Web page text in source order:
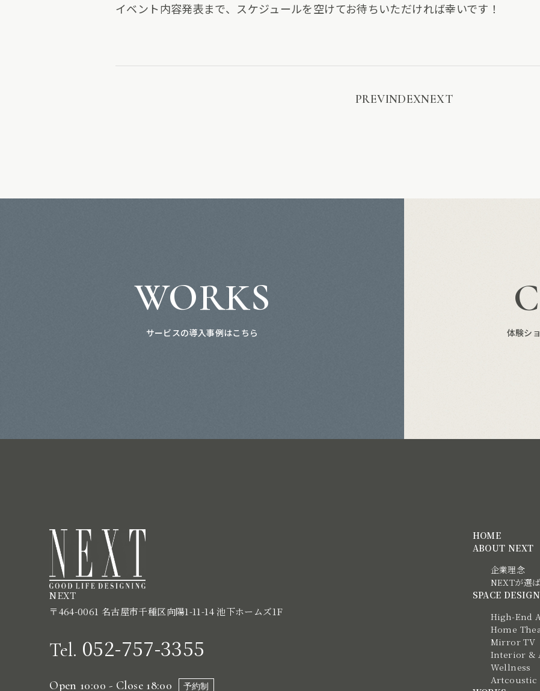
イベント内容発表まで、スケジュールを空けてお待ちいただければ幸いです！
PREVINDEXNEXT
WORKS
サービスの導入事例はこちら 体験シ
NEXT
〒464-0061 名古屋市千種区向陽1-11-14 池下ホームズ1F
Tel. 052-757-3355
Open 10:00 - Close 18:00 予約制
HOME
ABOUT NEXT
企業理念
NEXTが選
SPACE DESIGN
High-End
Home
Mirror TV
Interior &
Wellness
Artcoustic